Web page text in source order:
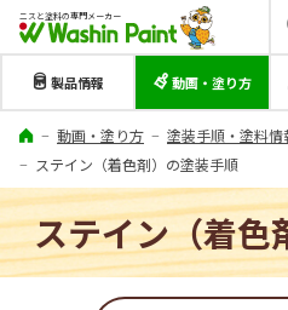
ニスと塗料の専門メーカー
製品情報 動画・塗り方
動画・塗り方 塗装手順・塗料情
ステイン（着色剤）の塗装手順
ステイン（着色